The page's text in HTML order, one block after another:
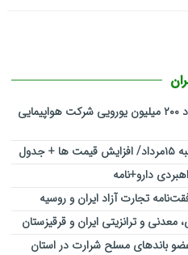
پیامدهای تجاوز به ایران؛ زیان حدود ۲۰۰ میلیون یورویی شرکت هواپیمایی
دارو+نامه
تجارت آزاد ایران و روسیه
و ترانزیتی ایران و قرقیزستان
موساد و ۴ شرور عضو باندهای مسلح شرارت در استان